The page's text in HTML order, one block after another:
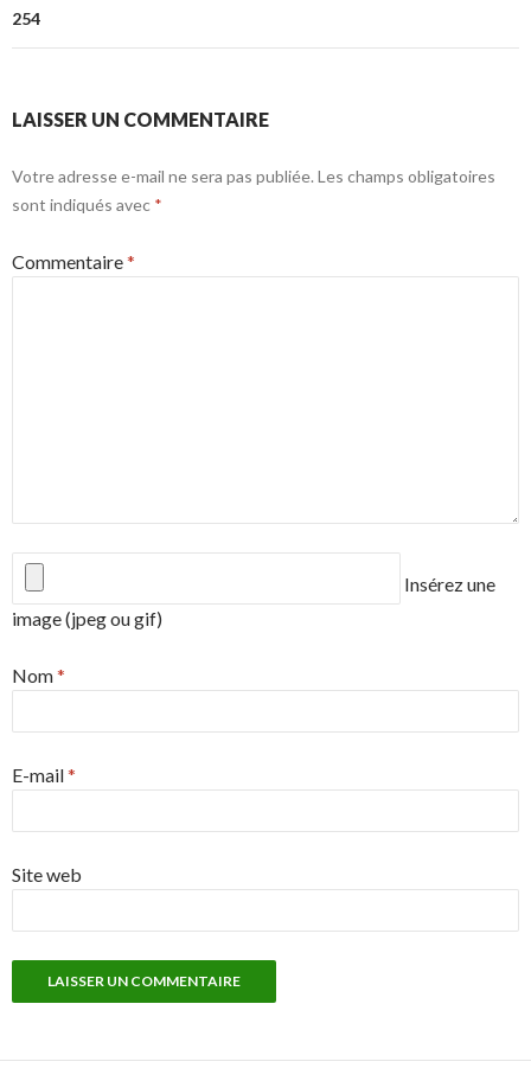
254
LAISSER UN COMMENTAIRE
Votre adresse e-mail ne sera pas publiée. Les champs obligatoires
sont indiqués avec *
Commentaire*
Insérez une
image (jpeg ou gif)
Nom*
E-mail*
Site web